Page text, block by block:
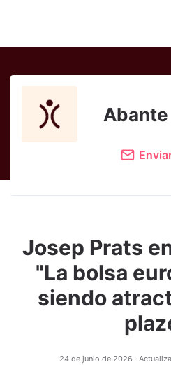
Josep Prats
"La bolsa
siendo
24 de junio de 2026 ·